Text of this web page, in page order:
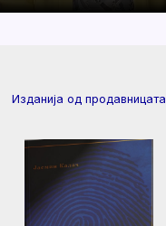
Изданија од продавницата